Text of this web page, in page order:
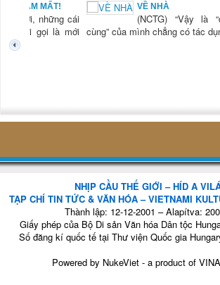
NAM MẤT!
“Xời, những cái
mới gọi là mới
VỀ NHÀ
(NCTG) “Vậy là
cùng” của mình chẳng có tác
NHỊP CẦU THẾ GIỚI – HÍD A
TẠP CHÍ TIN TỨC & VĂN HÓA – VIETNAMI
Thành lập: 12-12-2001 – Alapítva:
Giấy phép của Bộ Di sản Văn hóa Dân tộc
Số đăng kí quốc tế tại Thư viện Quốc gia
Powered by NukeViet - a product of